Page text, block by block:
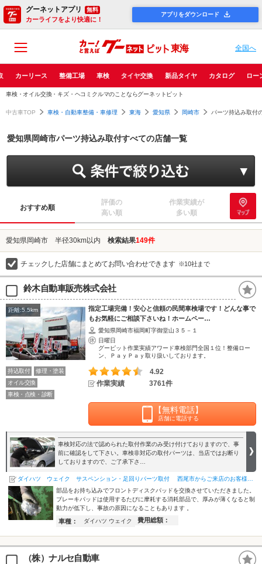
グーネットアプリ 無料
カーライフをより快適に！
アプリをダウンロード
東海 全国へ
カーリース 整備工場 車検 タイヤ交換 新品タイヤ カタログ ロー
車検・オイル交換・キズ・ヘコミクルマのことならグーネットピット
中古車TOP 車検・自動車整備・車修理 東海 愛知県 岡崎市 パーツ持込み取付
愛知県岡崎市パーツ持込み取付すべての店舗一覧
おすすめ順
評価の
高い順
作業実績が
多い順
愛知県岡崎市 半径30km以内 検索結果149件
チェックした店舗にまとめてお問い合わせできます ※10社まで
鈴木自動車販売株式会社
距離:5.5km
指定工場完備！安心と信頼の民間車検場です！どんな事で
もお気軽にご相談下さいね！ホームペー…
愛知県岡崎市福岡町字御堂山３５－１
日曜日
グーピット作業実績アワード車検部門全国１位！整備ロー
ン、ＰａｙＰａｙ取り扱いしております。
持込取付
修理・塗装
オイル交換
車検・点検・診断
4.92
作業実績
3761件
【無料電話】
店舗に電話する
車検対応の法で認められた取付作業のみ受け付けておりますので、事
前に確認をして下さい。車検非対応の取付パーツは、当店ではお断り
しておりますので、ご了承下さ…
ダイハツ ウェイク サスペンション・足回りパーツ取付 西尾市からご来店のお客様 フロントディスクパッ…
部品をお持ち込みでフロントディスクパッドを交換させていただきました。
ブレーキパッドは使用するたびに摩耗する消耗部品で、厚みが薄くなると制
動力が低下し、事故の原因になることもあります 。
車種： ダイハツ ウェイク 費用総額：
（株）ナルセ自動車